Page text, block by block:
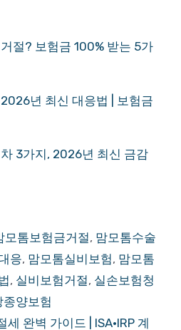
절? 보험금 100% 받는 5가
년 최신 대응법 | 보험금
3가지, 2026년 최신 금감
모톰보험금거절 , 맘모톰수술
응, 맘모톰실비보험, 맘모톰
, 실비보험거절 , 실손보험청
종양보험
완벽 가이드 | ISA·IRP 계